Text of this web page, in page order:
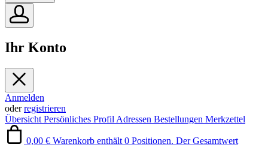
Ihr Konto
Anmelden
oderregistrieren
Übersicht Persönliches Profil Adressen Bestellungen Merkzettel
0,00 € Warenkorb enthält 0 Positionen. Der Gesamtwert